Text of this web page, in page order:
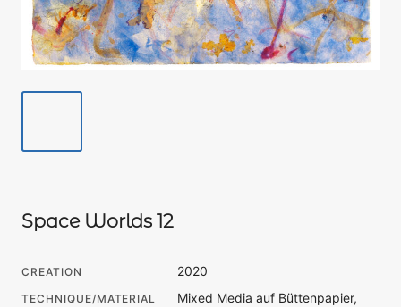
Space Worlds 12
CREATION 2020
TECHNIQUE/MATERIAL
Mixed Media auf Büttenpapier,